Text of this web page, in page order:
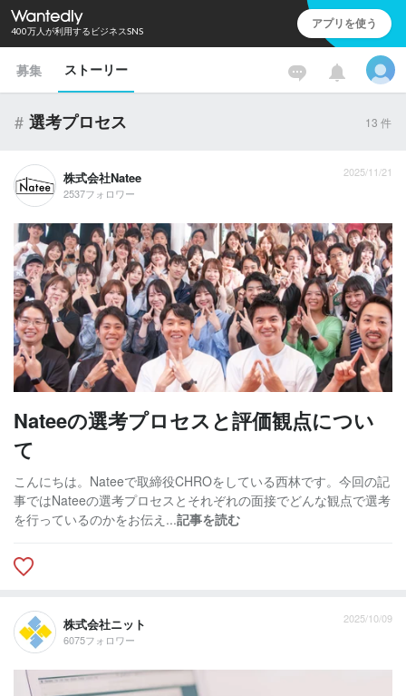
400万人が利用するビジネスSNS アプリを使う
募集 ストーリー
# 選考プロセス 13 件
株式会社Natee
2537フォロワー
2025/11/21
Nateeの選考プロセスと評価観点につい
て
こんにちは。Nateeで取締役CHROをしている西林です。今回の記
事ではNateeの選考プロセスとそれぞれの面接でどんな観点で選考
を行っているのかをお伝え...記事を読む
株式会社ニット
6075フォロワー
2025/10/09